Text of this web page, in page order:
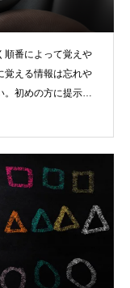
順番によって覚えや
覚える情報は忘れや
。初めの方に提示さ